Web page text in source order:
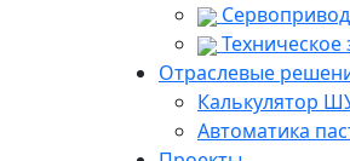
Техническое
Отраслевые
Калькулятор
Автоматика